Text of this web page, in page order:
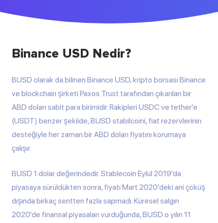
Binance USD Nedir?
BUSD olarak da bilinen Binance USD, kripto borsası Binance
ve blockchain şirketi Paxos Trust tarafından çıkarılan bir
ABD doları sabit para birimidir. Rakipleri USDC ve tether'e
(USDT) benzer şekilde, BUSD stabilcoini, fiat rezervlerinin
desteğiyle her zaman bir ABD doları fiyatını korumaya
çalışır.
BUSD 1 dolar değerindedir. Stablecoin Eylül 2019'da
piyasaya sürüldükten sonra, fiyatı Mart 2020'deki ani çöküş
dışında birkaç sentten fazla sapmadı. Küresel salgın
2020'de finansal piyasaları vurduğunda, BUSD o yılın 11